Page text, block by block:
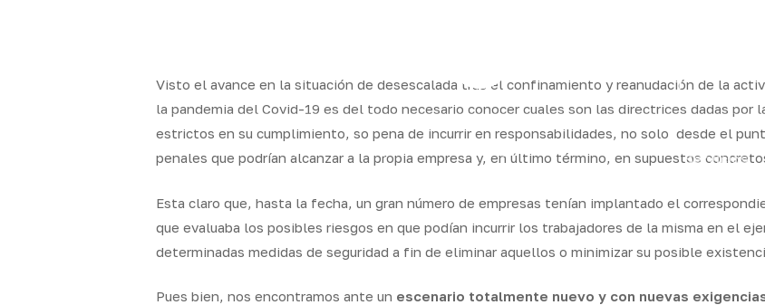
Brokers
particulares
empresas
precio
Servicios
Visto el avance en la situación de desescalada tras el confinamiento y reanudación de la
la pandemia del Covid-19 es del todo necesario conocer cuales son las directrices dadas por
estrictos en su cumplimiento, so pena de incurrir en responsabilidades, no solo desde el
penales que podrían alcanzar a la propia empresa y, en último término, en supuestos
Esta claro que, hasta la fecha, un gran número de empresas tenían implantado el
que evaluaba los posibles riesgos en que podían incurrir los trabajadores de la misma en el
determinadas medidas de seguridad a fin de eliminar aquellos o minimizar su posible
Pues bien, nos encontramos ante un escenario totalmente nuevo y con nuevas